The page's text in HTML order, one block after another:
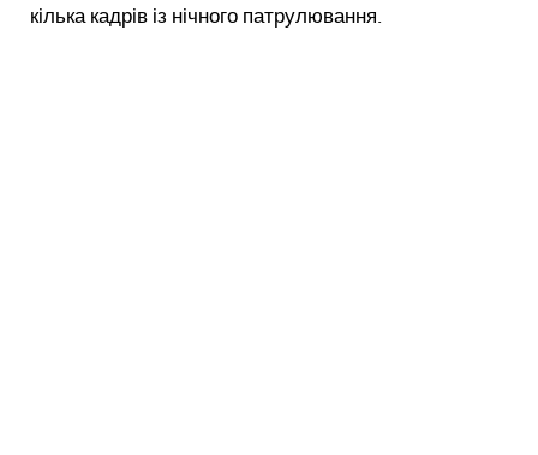
кілька кадрів із нічного патрулювання.